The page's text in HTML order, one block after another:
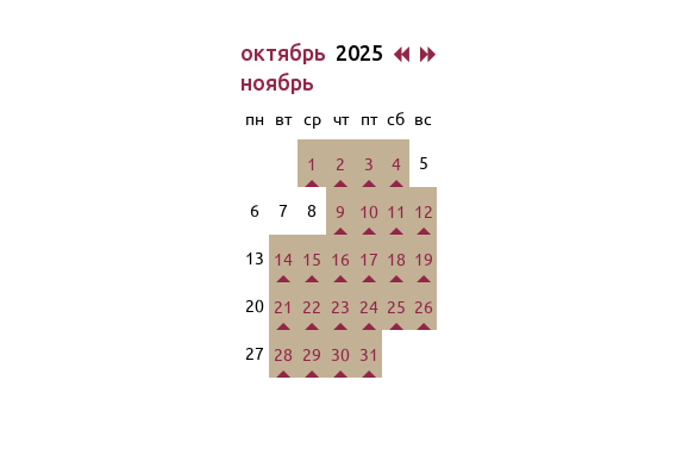
октябрь 2025
ноябрь
пн вт ср чт пт сб вс
1 2 3 4 5
6 7 8 9 10 11 12
13 14 15 16 17 18 19
20 21 22 23 24 25 26
27 28 29 30 31